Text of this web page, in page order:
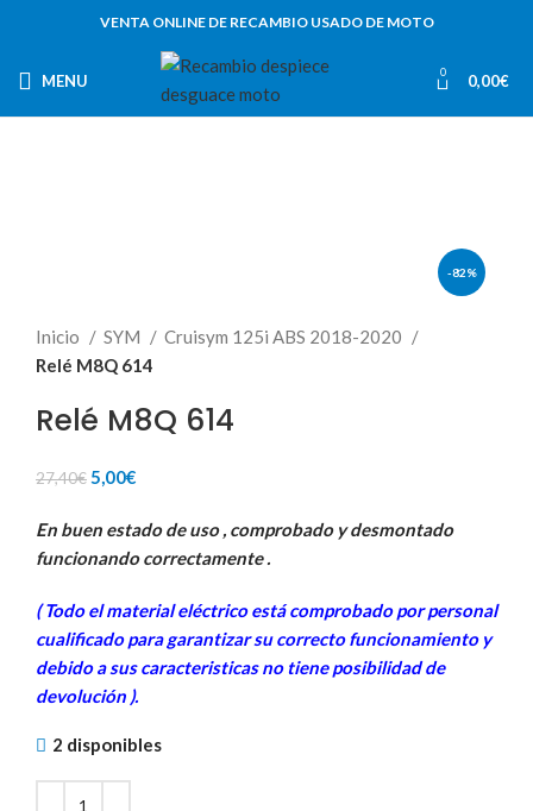
VENTA ONLINE DE RECAMBIO USADO DE MOTO
MENU 0 0,00€
-82%
Inicio SYM
Cruisym 125i ABS 2018-2020
Relé M8Q 614
Relé M8Q 614
27,40€ El
original
era:
5,00€
actual
es:
En buen estado de uso , comprobado y desmontado
funcionando correctamente .
( Todo el material eléctrico está comprobado por personal
cualificado para garantizar su correcto funcionamiento y
debido a sus caracteristicas no tiene posibilidad de
devolución ).
2 disponibles